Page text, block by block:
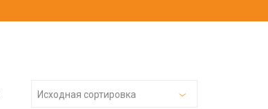
Исходная сортировка